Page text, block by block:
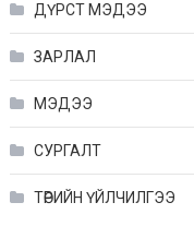
ДҮРСТ МЭДЭЭ
ЗАРЛАЛ
МЭДЭЭ
СУРГАЛТ
ТӨРИЙН ҮЙЛЧИЛГЭЭ